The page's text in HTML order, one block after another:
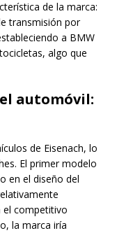
de la marca:
transmisión por
a BMW
algo que
automóvil:
de Eisenach, lo
El primer modelo
en el diseño del
el competitivo
la marca iría